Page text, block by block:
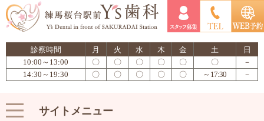
診察時間 月 火 水 木 金 土
日
10:00～13:00
〇 〇 〇 〇 〇 〇
－
14:30～19:30
〇 〇 〇 〇 〇 ～17:30 －
サイトメニュー